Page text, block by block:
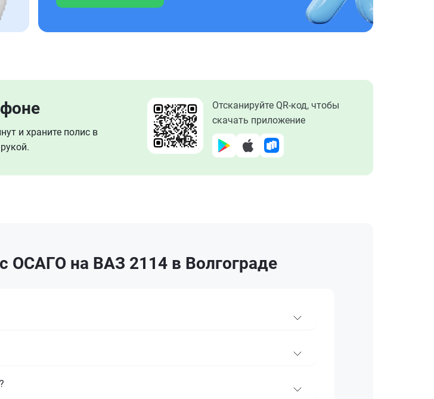
и храните полис в
Отсканируйте QR-код, чтобы
скачать приложение
ОСАГО на ВАЗ 2114 в Волгограде